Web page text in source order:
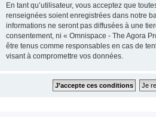
En tant qu’utilisateur, vous acceptez que
renseignées soient enregistrées dans notre
informations ne seront pas diffusées à une
consentement, ni « Omnispace - The Agora
être tenus comme responsables en cas de
visant à compromettre vos données.